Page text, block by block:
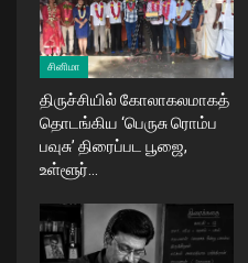
சினிமா
திருச்சியில் கோலாகலமாகத்
தொடங்கிய ‘பெருசு ரொம்ப
பவுசு’ திரைப்பட பூஜை,
உள்ளூர்…